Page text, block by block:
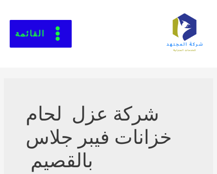
القائمة
شركة عزل لحام
خزانات فيبر جلاس
بالقصيم